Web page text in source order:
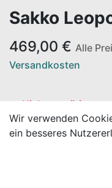
Sakko
469,00 € Alle
Versandkosten
Nicht vorrätig
Erhalten Sie
Wir verwenden
ein besseres